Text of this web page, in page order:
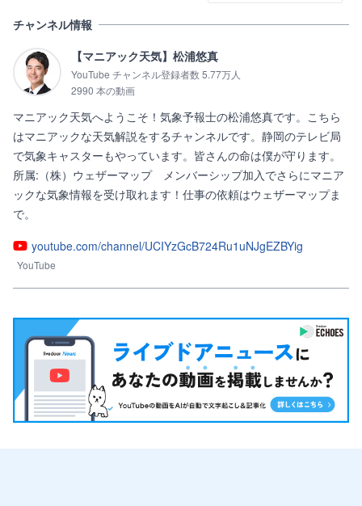
チャンネル情報
【マニアック天気】松浦悠真
YouTube チャンネル登録者数 5.77万人
2990 本の動画
マニアック天気へようこそ！気象予報士の松浦悠真です。こちら
はマニアックな天気解説をするチャンネルです。静岡のテレビ局
で気象キャスターもやっています。皆さんの命は僕が守ります。
所属:（株）ウェザーマップ　メンバーシップ加入でさらにマニア
ックな気象情報を受け取れます！仕事の依頼はウェザーマップま
で。
youtube.com/channel/UCIYzGcB724Ru1uNJgEZBYig
YouTube